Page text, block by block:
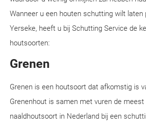
Wanneer u een houten schutting wilt laten
Yerseke, heeft u bij Schutting Service de
houtsoorten:
Grenen
Grenen is een houtsoort dat afkomstig is
Grenenhout is samen met vuren de meest
naaldhoutsoort in Nederland bij een